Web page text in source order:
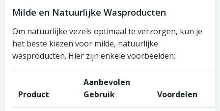
Milde en Natuurlijke Wasproducten
Om natuurlijke vezels optimaal te verzorgen, kun je
het beste kiezen voor milde, natuurlijke
wasproducten. Hier zijn enkele voorbeelden:
Product
Aanbevolen
Gebruik
Voordelen